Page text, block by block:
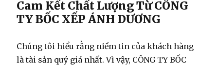
Cam Kết Chất Lượng Từ CÔNG
TY BỐC XẾP ÁNH DƯƠNG
Chúng tôi hiểu rằng niềm tin của khách hàng
là tài sản quý giá nhất. Vì vậy, CÔNG TY BỐC